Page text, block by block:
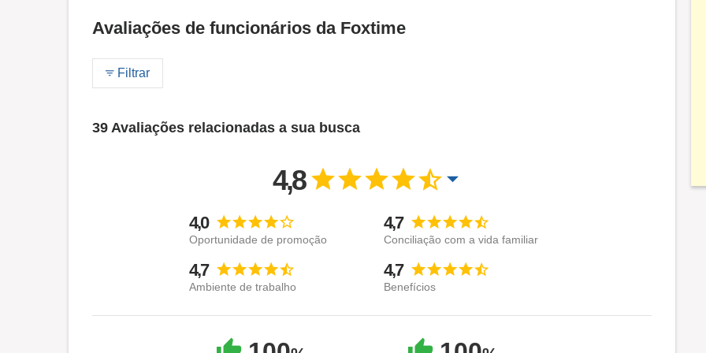
Avaliações de funcionários da Foxtime
Filtrar
39 Avaliações relacionadas a sua busca
4,8
4,0
Oportunidade de promoção
4,7
Conciliação com a vida familiar
4,7
Ambiente de trabalho
4,7
Benefícios